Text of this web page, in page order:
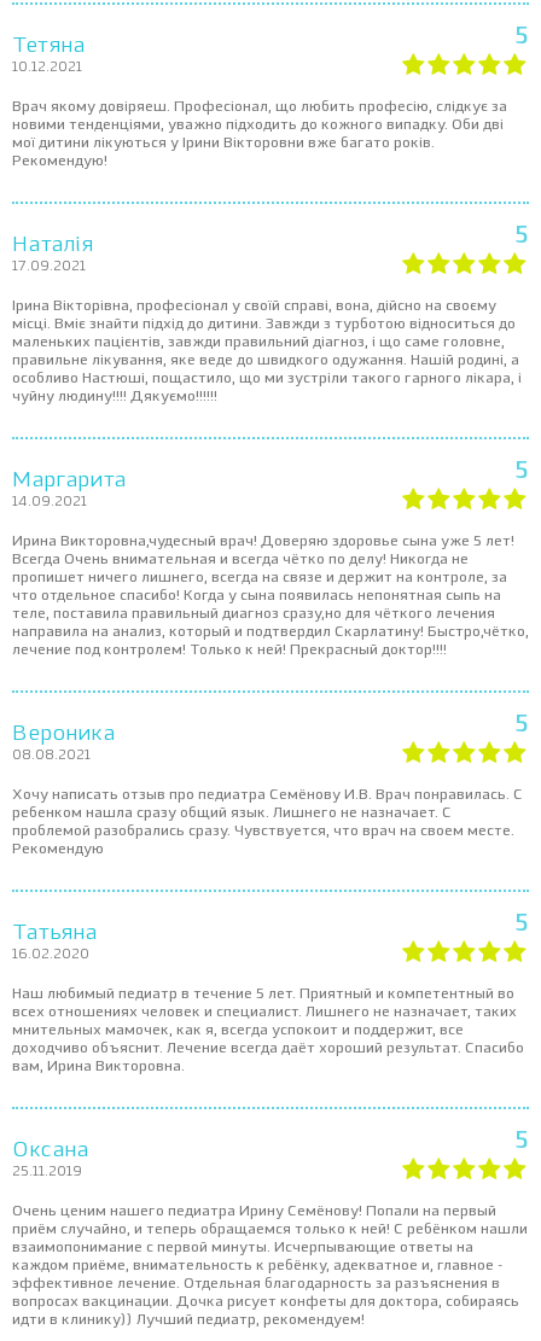
Тетяна
10.12.2021
5
Врач якому довіряеш. Професіонал, що любить професію, слідкує за
новими тенденціями, уважно підходить до кожного випадку. Оби дві
мої дитини лікуються у Ірини Вікторовни вже багато років.
Рекомендую!
Наталія
17.09.2021
5
Ірина Вікторівна, професіонал у своїй справі, вона, дійсно на своєму
місці. Вміє знайти підхід до дитини. Завжди з турботою відноситься до
маленьких пацієнтів, завжди правильний діагноз, і що саме головне,
правильне лікування, яке веде до швидкого одужання. Нашій родині, а
особливо Настюші, пощастило, що ми зустріли такого гарного лікара, і
чуйну людину!!!! Дякуємо!!!!!!
Маргарита
14.09.2021
5
Ирина Викторовна,чудесный врач! Доверяю здоровье сына уже 5 лет!
Всегда Очень внимательная и всегда чётко по делу! Никогда не
пропишет ничего лишнего, всегда на связе и держит на контроле, за
что отдельное спасибо! Когда у сына появилась непонятная сыпь на
теле, поставила правильный диагноз сразу,но для чёткого лечения
направила на анализ, который и подтвердил Скарлатину! Быстро,чётко,
лечение под контролем! Только к ней! Прекрасный доктор!!!!
Вероника
08.08.2021
5
Хочу написать отзыв про педиатра Семёнову И.В. Врач понравилась. С
ребенком нашла сразу общий язык. Лишнего не назначает. С
проблемой разобрались сразу. Чувствуется, что врач на своем месте.
Рекомендую
Татьяна
16.02.2020
5
Наш любимый педиатр в течение 5 лет. Приятный и компетентный во
всех отношениях человек и специалист. Лишнего не назначает, таких
мнительных мамочек, как я, всегда успокоит и поддержит, все
доходчиво объяснит. Лечение всегда даёт хороший результат. Спасибо
вам, Ирина Викторовна.
Оксана
25.11.2019
5
Очень ценим нашего педиатра Ирину Семёнову! Попали на первый
приём случайно, и теперь обращаемся только к ней! С ребёнком нашли
взаимопонимание с первой минуты. Исчерпывающие ответы на
каждом приёме, внимательность к ребёнку, адекватное и, главное -
эффективное лечение. Отдельная благодарность за разъяснения в
вопросах вакцинации. Дочка рисует конфеты для доктора, собираясь
идти в клинику)) Лучший педиатр, рекомендуем!